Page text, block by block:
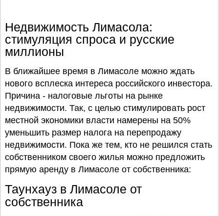
Недвижимость Лимасола:
стимуляция спроса и русские
миллионы
В ближайшее время в Лимасоле можно ждать
нового всплеска интереса российского инвестора.
Причина - налоговые льготы на рынке
недвижимости. Так, с целью стимулировать рост
местной экономики власти намерены на 50%
уменьшить размер налога на перепродажу
недвижимости. Пока же тем, кто не решился стать
собственником своего жилья можно предложить
прямую аренду в Лимасоле от собственника:
Таунхауз в Лимасоле от
собственника